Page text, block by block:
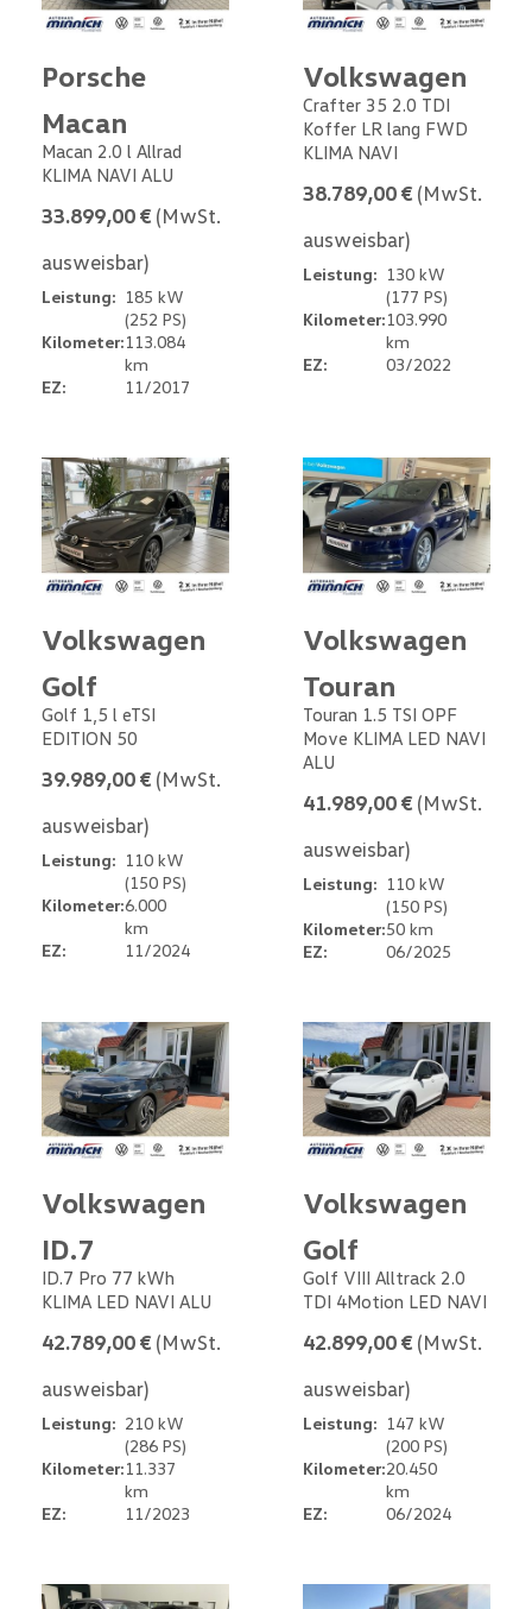
Porsche
Macan
Macan 2.0 l Allrad
KLIMA NAVI ALU
33.899,00 € (MwSt.
ausweisbar)
Leistung: 185 kW
(252 PS)
Kilometer:113.084
km
EZ:
11/2017
Volkswagen
Crafter 35 2.0 TDI
Koffer LR lang FWD
KLIMA NAVI
38.789,00 € (MwSt.
ausweisbar)
Leistung: 130 kW
(177 PS)
Kilometer:103.990
km
EZ:
03/2022
Volkswagen
Golf
Golf 1,5 l eTSI
EDITION 50
39.989,00 € (MwSt.
ausweisbar)
Leistung: 110 kW
(150 PS)
Kilometer:6.000
km
EZ:
11/2024
Volkswagen
Touran
Touran 1.5 TSI OPF
Move KLIMA LED NAVI
ALU
41.989,00 € (MwSt.
ausweisbar)
Leistung: 110 kW
(150 PS)
Kilometer:50 km
EZ:
06/2025
Volkswagen
ID.7
ID.7 Pro 77 kWh
KLIMA LED NAVI ALU
42.789,00 € (MwSt.
ausweisbar)
Leistung: 210 kW
(286 PS)
Kilometer:11.337
km
EZ:
11/2023
Volkswagen
Golf
Golf VIII Alltrack 2.0
TDI 4Motion LED NAVI
42.899,00 € (MwSt.
ausweisbar)
Leistung: 147 kW
(200 PS)
Kilometer:20.450
km
EZ:
06/2024